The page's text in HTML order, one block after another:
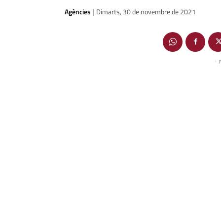
Agències | Dimarts, 30 de novembre de 2021
-